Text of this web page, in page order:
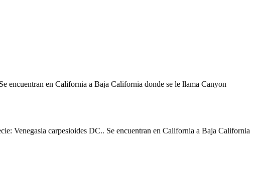
encuentran en California a Baja California donde se le llama Canyon
Venegasia carpesioides DC..​​ Se encuentran en California a Baja California